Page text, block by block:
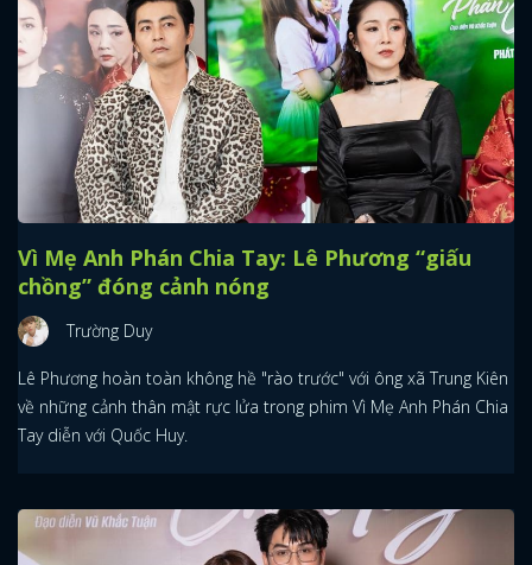
Vì Mẹ Anh Phán Chia Tay: Lê Phương “giấu
chồng” đóng cảnh nóng
Trường Duy
Lê Phương hoàn toàn không hề "rào trước" với ông xã Trung Kiên
về những cảnh thân mật rực lửa trong phim Vì Mẹ Anh Phán Chia
Tay diễn với Quốc Huy.